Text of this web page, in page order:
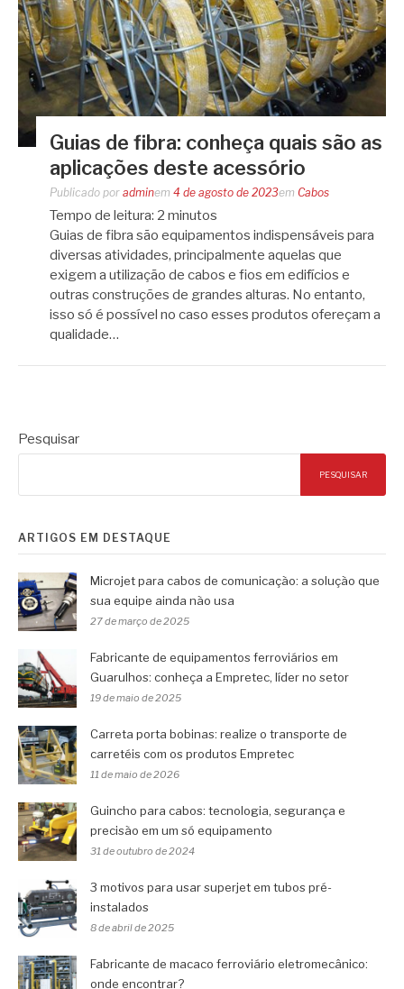
Guias de fibra: conheça quais são as
aplicações deste acessório
Publicado por adminem 4 de agosto de 2023em Cabos
Tempo de leitura: 2 minutos
Guias de fibra são equipamentos indispensáveis para
diversas atividades, principalmente aquelas que
exigem a utilização de cabos e fios em edifícios e
outras construções de grandes alturas. No entanto,
isso só é possível no caso esses produtos ofereçam a
qualidade…
Pesquisar
PESQUISAR
ARTIGOS EM DESTAQUE
Microjet para cabos de comunicação: a solução que
sua equipe ainda não usa
27 de março de 2025
Fabricante de equipamentos ferroviários em
Guarulhos: conheça a Empretec, líder no setor
19 de maio de 2025
Carreta porta bobinas: realize o transporte de
carretéis com os produtos Empretec
11 de maio de 2026
Guincho para cabos: tecnologia, segurança e
precisão em um só equipamento
31 de outubro de 2024
3 motivos para usar superjet em tubos pré-
instalados
8 de abril de 2025
Fabricante de macaco ferroviário eletromecânico:
onde encontrar?